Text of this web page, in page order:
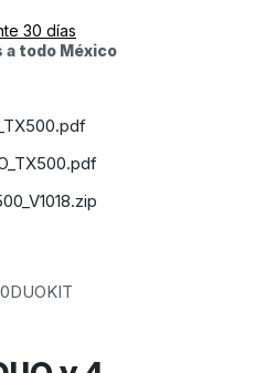
30 días
a todo México